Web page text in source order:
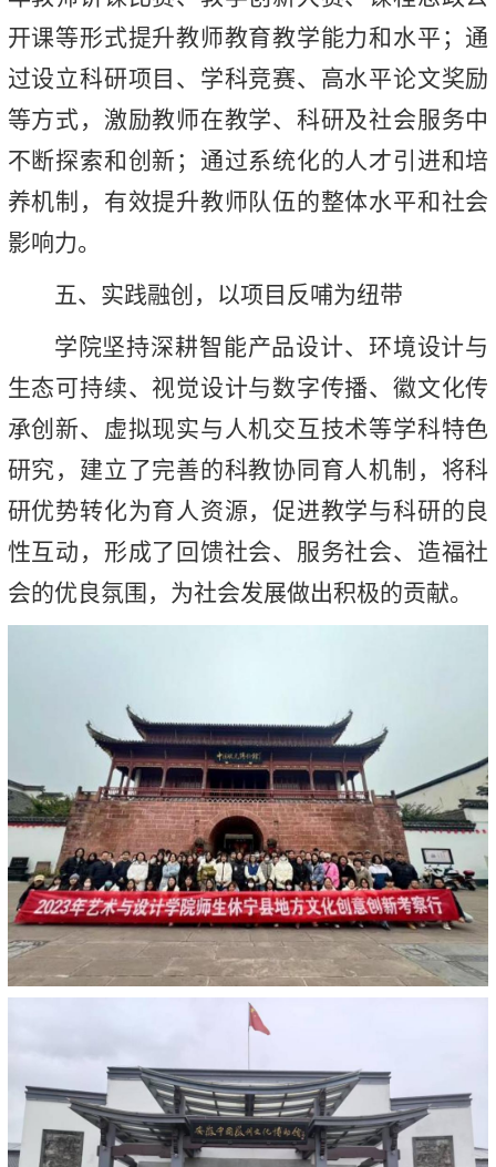
开课等形式提升教师教育教学能力和水平；通
过设立科研项目、学科竞赛、高水平论文奖励
等方式，激励教师在教学、科研及社会服务中
不断探索和创新；通过系统化的人才引进和培
养机制，有效提升教师队伍的整体水平和社会
影响力。
五、实践融创，以项目反哺为纽带
学院坚持深耕智能产品设计、环境设计与
生态可持续、视觉设计与数字传播、徽文化传
承创新、虚拟现实与人机交互技术等学科特色
研究，建立了完善的科教协同育人机制，将科
研优势转化为育人资源，促进教学与科研的良
性互动，形成了回馈社会、服务社会、造福社
会的优良氛围，为社会发展做出积极的贡献。